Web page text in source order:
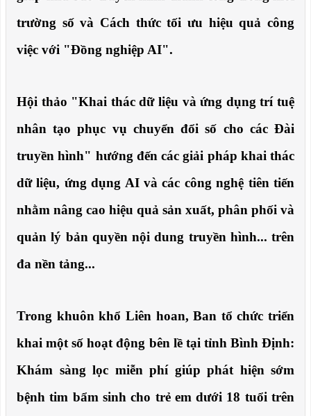
trường số và Cách thức tối ưu hiệu quả công
việc với "Đồng nghiệp AI".
Hội thảo "Khai thác dữ liệu và ứng dụng trí tuệ
nhân tạo phục vụ chuyển đổi số cho các Đài
truyền hình" hướng đến các giải pháp khai thác
dữ liệu, ứng dụng AI và các công nghệ tiên tiến
nhằm nâng cao hiệu quả sản xuất, phân phối và
quản lý bản quyền nội dung truyền hình... trên
đa nền tảng...
Trong khuôn khổ Liên hoan, Ban tổ chức triển
khai một số hoạt động bên lề tại tỉnh Bình Định:
Khám sàng lọc miễn phí giúp phát hiện sớm
bệnh tim bẩm sinh cho trẻ em dưới 18 tuổi trên